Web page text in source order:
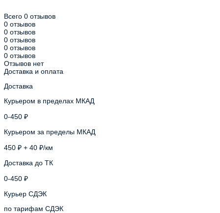
Всего 0 отзывов
0 отзывов
0 отзывов
0 отзывов
0 отзывов
0 отзывов
Отзывов нет
Доставка и оплата
Доставка
Курьером в пределах МКАД
0-450 ₽
Курьером за пределы МКАД
450 ₽ + 40 ₽/км
Доставка до ТК
0-450 ₽
Курьер СДЭК
по тарифам СДЭК